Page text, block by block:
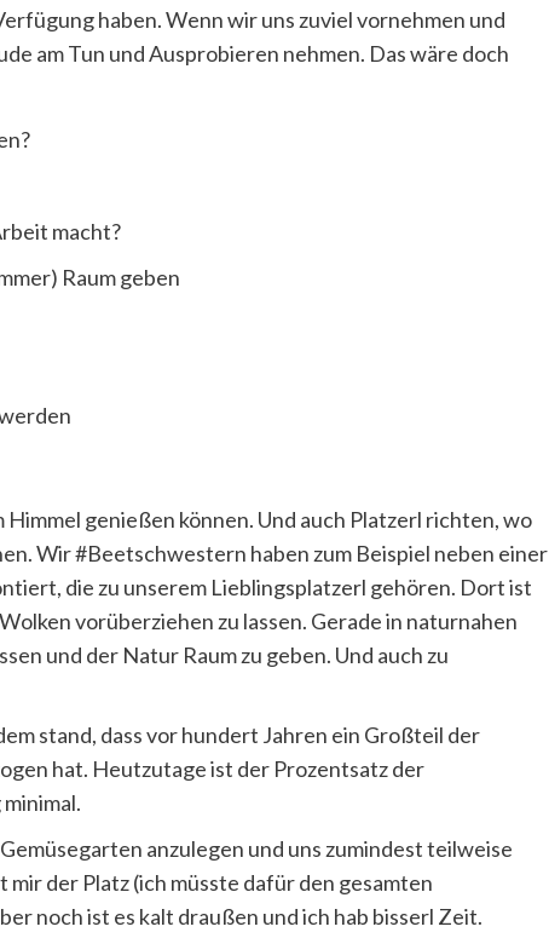
haben. Wenn wir uns zuviel vornehmen und
am Tun und Ausprobieren nehmen. Das wäre doch
macht?
Raum geben
genießen können. Und auch Platzerl richten, wo
Wir #Beetschwestern haben zum Beispiel neben einer
die zu unserem Lieblingsplatzerl gehören. Dort ist
vorüberziehen zu lassen. Gerade in naturnahen
und der Natur Raum zu geben. Und auch zu
stand, dass vor hundert Jahren ein Großteil der
hat. Heutzutage ist der Prozentsatz der
anzulegen und uns zumindest teilweise
der Platz (ich müsste dafür den gesamten
noch ist es kalt draußen und ich hab bisserl Zeit.